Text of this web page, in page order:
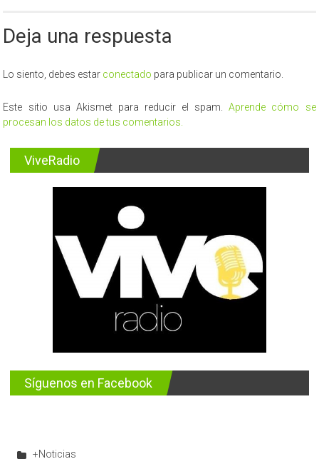
Deja una respuesta
Lo siento, debes estar conectado para publicar un comentario.
Este sitio usa Akismet para reducir el spam.Aprende cómo se
procesan los datos de tus comentarios.
ViveRadio
Síguenos en Facebook
+Noticias